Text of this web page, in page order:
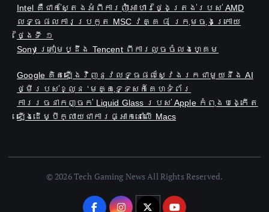
Intel គឺជាក់ស្តែងអំពីការញ៉ាំអាហារថ្ងៃត្រង់របស់ AMD
លទ្ធផលការប្រកួត MSC វគ្គ ៨ ក្រុមចុងក្រោយ
ថ្ងៃទី ១
Sony ត្រៀមប្ដឹង​ Tencent ពីការលួចចំលងហ្គេម
Google គិតឡើងវិញនូវលទ្ធផលស្វែងរកជាមួយនឹង AI
ថ្មីរបស់ខ្លួន ‘មគ្គុទ្ទេសក៍គេហទំព័រ
ការ​រចនា​កញ្ចក់ Liquid Glass របស់ Apple ​កំពុង​បង្កើត​
ឡើង​ដើម្បី​ក្លាយ​ជា​ការ​ផ្អាក​នៅ​លើ Macs
© 2026 Tech Gaming News All Rights Reserved.